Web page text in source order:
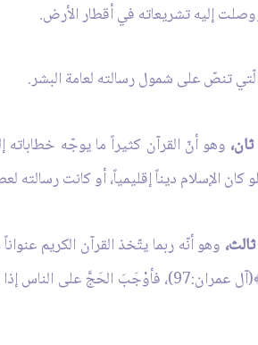
إليه تشريعاته في أقطار الأرض.
تنصّ على شمول رسالته لعامة البشر.
وهو أنّ القرآن كثيراً ما يوجّه
كان الإسلام ديناً إقليمياً، أو كانت
وهو أنّه ربما يتّخذ القرآن الكريم
(آل عمران:97)، فأوْجَبَ الحَجَّ على